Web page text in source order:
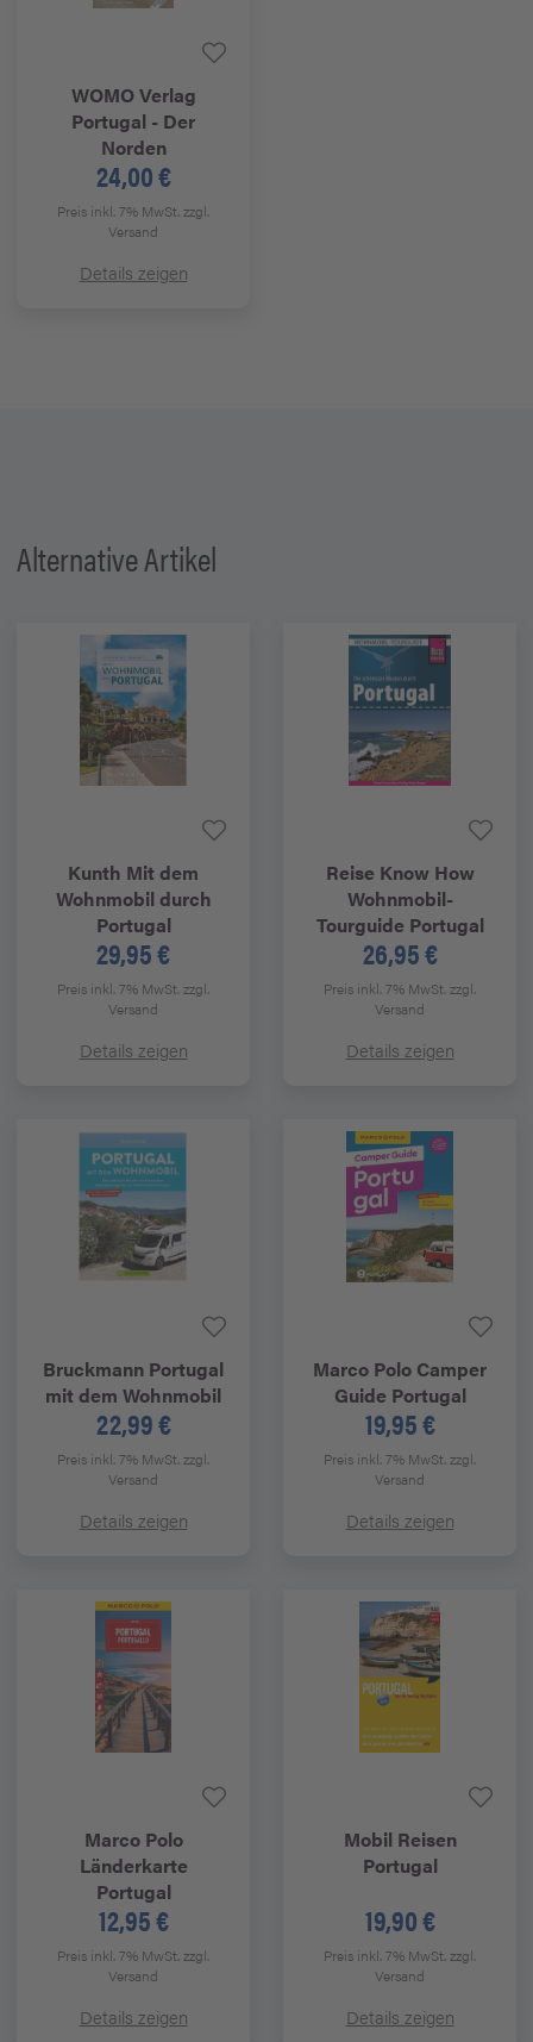
WOMO Verlag
Portugal - Der
Norden
24,00 €
Preis inkl. 7% MwSt.zzgl.
Versand
Details zeigen
Alternative Artikel
Kunth Mit dem
Wohnmobil durch
Portugal
29,95 €
Preis inkl. 7% MwSt.zzgl.
Versand
Details zeigen
Reise Know How
Wohnmobil-
Tourguide Portugal
26,95 €
Preis inkl. 7% MwSt.zzgl.
Versand
Details zeigen
Bruckmann Portugal
mit dem Wohnmobil
22,99 €
Preis inkl. 7% MwSt.zzgl.
Versand
Details zeigen
Marco Polo Camper
Guide Portugal
19,95 €
Preis inkl. 7% MwSt.zzgl.
Versand
Details zeigen
Marco Polo
Länderkarte
Portugal
12,95 €
Preis inkl. 7% MwSt.zzgl.
Versand
Details zeigen
Mobil Reisen
Portugal
19,90 €
Preis inkl. 7% MwSt.zzgl.
Versand
Details zeigen